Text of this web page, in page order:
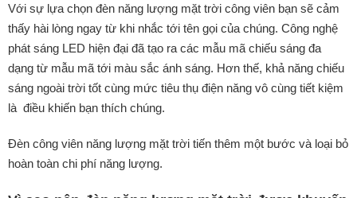
Với sự lựa chọn đèn năng lượng mặt trời công viên bạn sẽ cảm
thấy hài lòng ngay từ khi nhắc tới tên gọi của chúng. Công nghệ
phát sáng LED hiện đại đã tạo ra các mẫu mã chiếu sáng đa
dạng từ mẫu mã tới màu sắc ánh sáng. Hơn thế, khả năng chiếu
sáng ngoài trời tốt cùng mức tiêu thụ điện năng vô cùng tiết kiệm
là điều khiến bạn thích chúng.
Đèn công viên năng lượng mặt trời tiến thêm một bước và loại bỏ
hoàn toàn chi phí năng lượng.